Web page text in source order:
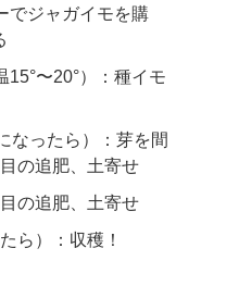
でジャガイモを購
〜20°）：種イモ
なったら）：芽を間
の追肥、土寄せ
の追肥、土寄せ
ら）：収穫！